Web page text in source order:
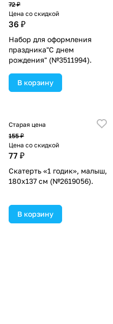
72 ₽
Цена со скидкой
36 ₽
Набор для оформления
праздника"С днем
рождения" (№3511994).
В корзину
Старая цена
155 ₽
Цена со скидкой
77 ₽
Скатерть «1 годик», малыш,
180х137 см (№2619056).
В корзину